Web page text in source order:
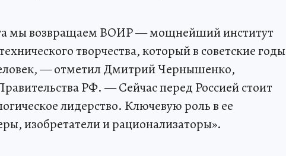
мы возвращаем ВОИР — мощнейший институт
творчества, который в советские годы
— отметил Дмитрий Чернышенко,
РФ. — Сейчас перед Россией стоит
лидерство. Ключевую роль в ее
изобретатели и рационализаторы».